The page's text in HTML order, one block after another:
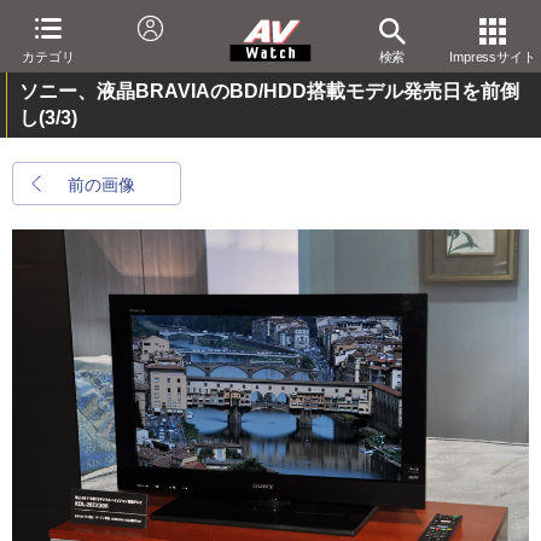
カテゴリ 検索 Impressサイト
ソニー、液晶BRAVIAのBD/HDD搭載モデル発売日を前倒
し(3/3)
前の画像